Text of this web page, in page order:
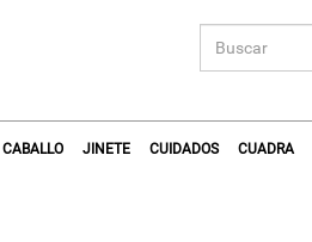
CABALLO JINETE CUIDADOS CUADRA